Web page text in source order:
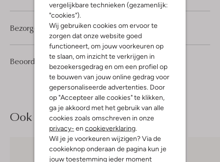
vergelijkbare technieken (gezamenlijk:
"cookies").
Wij gebruiken cookies om ervoor te
zorgen dat onze website goed
functioneert, om jouw voorkeuren op
te slaan, om inzicht te verkrijgen in
bezoekersgedrag en om een profiel op
te bouwen van jouw online gedrag voor
gepersonaliseerde advertenties. Door
op "Accepteer alle cookies" te klikken,
ga je akkoord met het gebruik van alle
cookies zoals omschreven in onze
privacy- en cookieverklaring.
Wil je je voorkeuren wijzigen? Via de
cookieknop onderaan de pagina kun je
jouw toestemming ieder moment
Beoordelingen (1) 4/5
1
4
Sterren
Bezorgen & retourneren
Ook iets voor jou?